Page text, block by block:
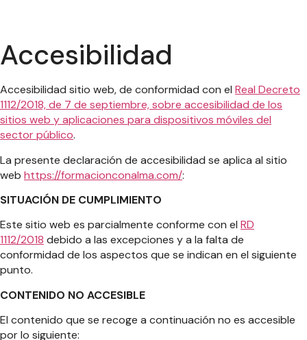
Accesibilidad
Accesibilidad sitio web, de conformidad con el Real Decreto
1112/2018, de 7 de septiembre, sobre accesibilidad de los
sitios web y aplicaciones para dispositivos móviles del
sector público.
La presente declaración de accesibilidad se aplica al sitio
web https://formacionconalma.com/:
SITUACIÓN DE CUMPLIMIENTO
Este sitio web es parcialmente conforme con el RD
1112/2018 debido a las excepciones y a la falta de
conformidad de los aspectos que se indican en el siguiente
punto.
CONTENIDO NO ACCESIBLE
El contenido que se recoge a continuación no es accesible
por lo siguiente: